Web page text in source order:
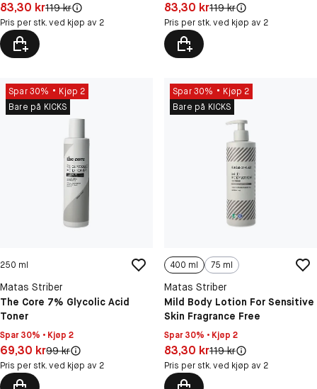
Pris: 83,30 kr
83,30 krOriginal pris:
119 kr
Pris per stk. ved kjøp av 2
Pris: 83,30 kr
83,30 krOriginal pris:
119 kr
Pris per stk. ved kjøp av 2
Spar 30%
Kjøp 2
Bare på KICKS
250 ml
Matas Striber
The Core 7% Glycolic Acid
Toner
Spar 30% • Kjøp 2
Pris: 69,30 kr
69,30 krOriginal pris:
99 kr
Pris per stk. ved kjøp av 2
Spar 30%
Kjøp 2
Bare på KICKS
400 ml 75 ml
Matas Striber
Mild Body Lotion For Sensitive
Skin Fragrance Free
Spar 30% • Kjøp 2
Pris: 83,30 kr
83,30 krOriginal pris:
119 kr
Pris per stk. ved kjøp av 2